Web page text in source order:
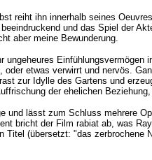
reiht ihn innerhalb seines
und das Spiel der
aber meine Bewunderung.
oder etwas verwirrt und nervös.
zur Idylle des Gartens und
der ehelichen
lässt zum Schluss mehrere
bricht der Film rabiat ab, was
Titel (übersetzt: "das